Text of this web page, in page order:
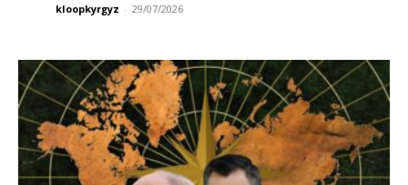
kloopkyrgyz - 29/07/2026